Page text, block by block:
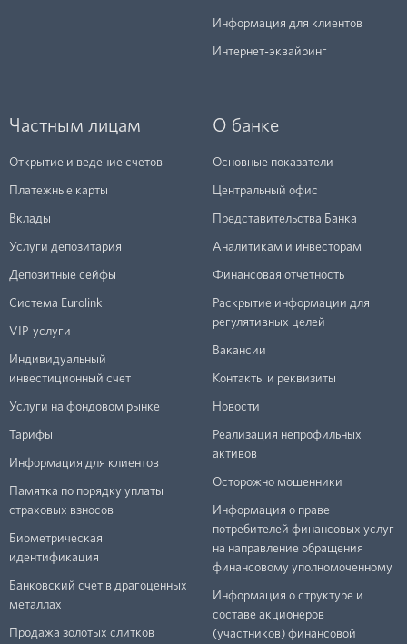
Информация для клиентов
Интернет-эквайринг
Частным лицам
Открытие и ведение счетов
Платежные карты
Вклады
Услуги депозитария
Депозитные сейфы
Система Eurolink
VIP-услуги
Индивидуальный
инвестиционный счет
Услуги на фондовом рынке
Тарифы
Информация для клиентов
Памятка по порядку уплаты
страховых взносов
Биометрическая
идентификация
Банковский счет в драгоценных
металлах
Продажа золотых слитков
О банке
Основные показатели
Центральный офис
Представительства Банка
Аналитикам и инвесторам
Финансовая отчетность
Раскрытие информации для
регулятивных целей
Вакансии
Контакты и реквизиты
Новости
Реализация непрофильных
активов
Осторожно мошенники
Информация о праве
потребителей финансовых услуг
на направление обращения
финансовому уполномоченному
Информация о структуре и
составе акционеров
(участников) финансовой